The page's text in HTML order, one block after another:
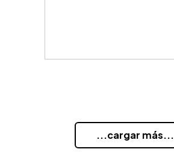
...cargar más...